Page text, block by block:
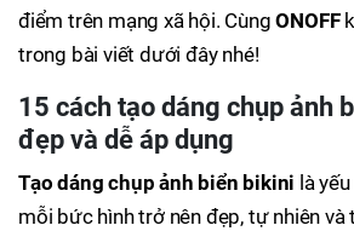
điểm trên mạng xã hội. CùngONOFF
trong bài viết dưới đây nhé!
15 cách tạo dáng chụp ảnh
đẹp và dễ áp dụng
Tạo dáng chụp ảnh biển bikini là
mỗi bức hình trở nên đẹp, tự nhiên và